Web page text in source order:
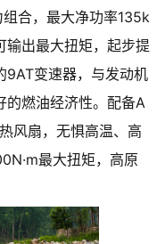
合，最大净功率135k
输出最大扭矩，起步提
9AT变速器，与发动机
的燃油经济性。配备A
风扇，无惧高温、高
最大扭矩，高原